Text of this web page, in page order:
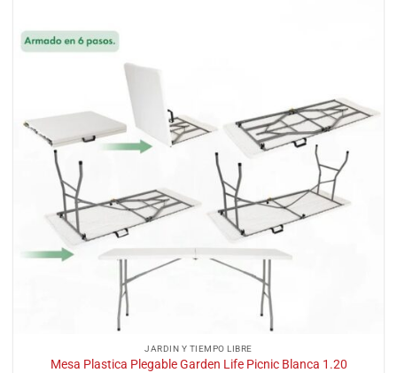
JARDIN Y TIEMPO LIBRE
Mesa Plastica Plegable Garden Life Picnic Blanca 1.20